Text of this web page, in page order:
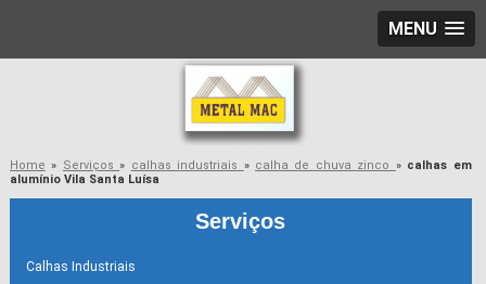
MENU
Home » Serviços» calhas industriais » calha de chuva zinco » calhas em
alumínio Vila Santa Luísa
Serviços
Calhas Industriais